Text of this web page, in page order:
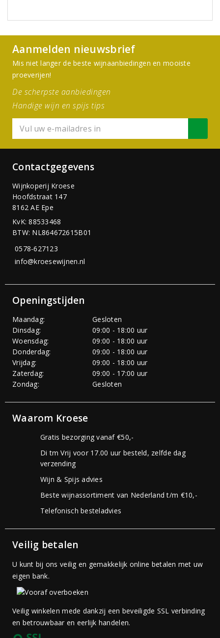
Aanmelden nieuwsbrief
Mis niet langer de beste wijnaanbiedingen en mooiste
proeverijen!
De scherpste aanbiedingen
Handige wijn en spijs tips
Contactgegevens
Wijnkoperij Kroese
Hoofdstraat 147
8162 AE Epe
KvK: 88533468
BTW: NL864672615B01
0578-627123
info@kroesewijnen.nl
Openingstijden
Maandag:
Gesloten
Dinsdag:
09:00 - 18:00 uur
Woensdag:
09:00 - 18:00 uur
Donderdag:
09:00 - 18:00 uur
Vrijdag:
09:00 - 18:00 uur
Zaterdag:
09:00 - 17:00 uur
Zondag:
Gesloten
Waarom Kroese
Gratis bezorging vanaf €50,-
Di tm Vrij voor 17.00 uur besteld, zelfde dag
verzending
Wijn & Spijs advies
Beste wijnassortiment van Nederland t/m €10,-
Telefonisch besteladvies
Veilig betalen
U kunt bij ons veilig en gemakkelijk online betalen met uw
eigen bank.
Veilig winkelen mede dankzij een beveiligde SSL verbinding
en betrouwbaar en eerlijk handelen.